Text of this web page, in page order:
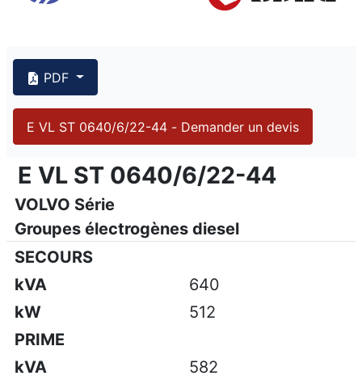
640 kVA VOLVO
PDF
E VL ST 0640/6/22-44 - Demander un devis
{PAGENO}
Emsa se réserve le droit d'apporter des modifications
info@emsa.gen.tr| www.emsa.gen.tr
E VL ST 0640/6/22-44
E VL ST 0640/6/22-44
VOLVO Série
Groupes électrogènes diesel
SECOURS
kVA
640
kW
512
PRIME
kVA
582